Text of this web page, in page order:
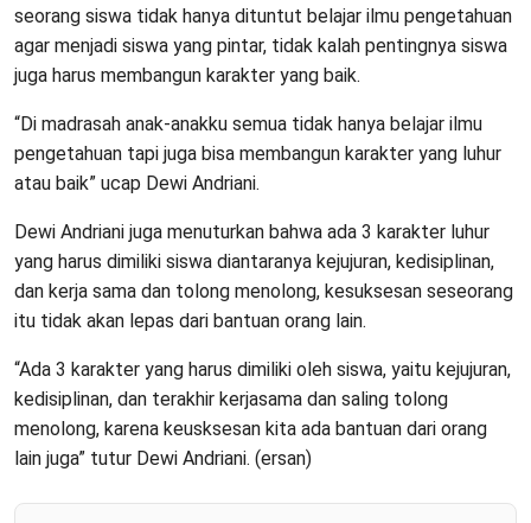
seorang siswa tidak hanya dituntut belajar ilmu pengetahuan
agar menjadi siswa yang pintar, tidak kalah pentingnya siswa
juga harus membangun karakter yang baik.
“Di madrasah anak-anakku semua tidak hanya belajar ilmu
pengetahuan tapi juga bisa membangun karakter yang luhur
atau baik” ucap Dewi Andriani.
Dewi Andriani juga menuturkan bahwa ada 3 karakter luhur
yang harus dimiliki siswa diantaranya kejujuran, kedisiplinan,
dan kerja sama dan tolong menolong, kesuksesan seseorang
itu tidak akan lepas dari bantuan orang lain.
“Ada 3 karakter yang harus dimiliki oleh siswa, yaitu kejujuran,
kedisiplinan, dan terakhir kerjasama dan saling tolong
menolong, karena keusksesan kita ada bantuan dari orang
lain juga” tutur Dewi Andriani. (ersan)